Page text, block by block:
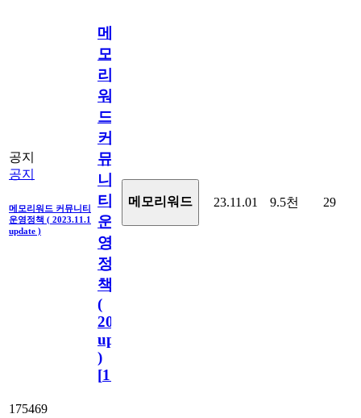
공지
공지
메모리워드 커뮤니티
운영정책 ( 2023.11.1
update )
메
모
리
워
드
커
뮤
니
티
운
영
정
책
(
2023.11.1
update
)
[110
메모리워드 23.11.01 9.5천 29
175469